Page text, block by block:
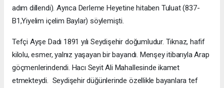
adım dillendi). Ayrıca Derleme Heyetine hitaben Tuluat (837-
B1,Yiyelim içelim Baylar) söylemişti.
Tefçi Ayşe Dadı 1891 yılı Seydişehir doğumludur. Tıknaz, hafif
kilolu, esmer, yalnız yaşayan bir bayandı. Menşey itibarıyla Arap
göçmenlerindendi. Hacı Seyit Ali Mahallesinde ikamet
etmekteydi. Seydişehir düğünlerinde özellikle bayanlara tef